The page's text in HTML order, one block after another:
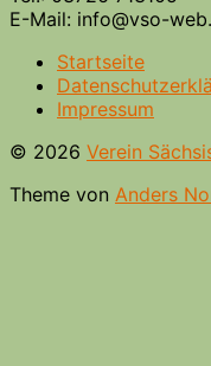
E-Mail: info@vso-
Startseite
Impressum
© 2026 Verein
Theme von Anders